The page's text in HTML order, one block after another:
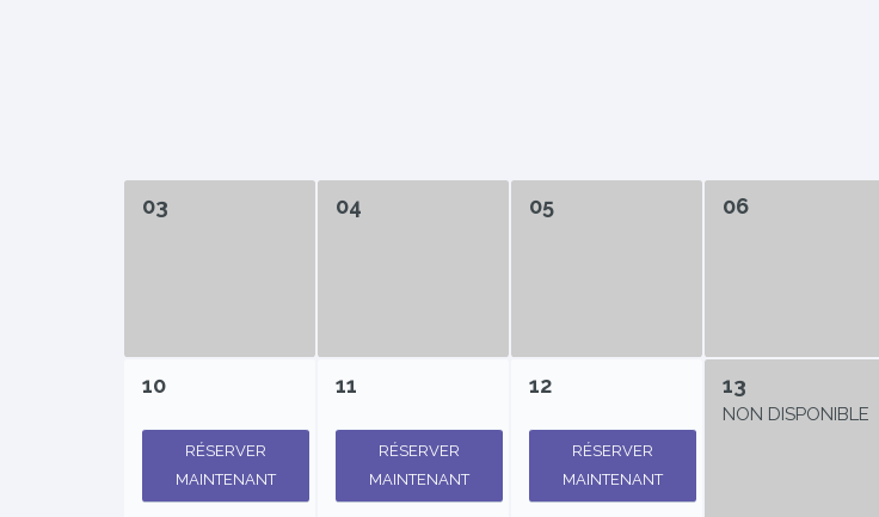
03 04 05 06
10
RÉSERVER
MAINTENANT
11
RÉSERVER
MAINTENANT
12
RÉSERVER
MAINTENANT
13
NON DISPONIBLE